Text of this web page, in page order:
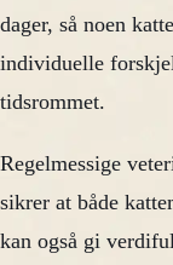
dager, så noen
individuelle
tidsrommet.
Regelmessige
sikrer at både
kan også gi